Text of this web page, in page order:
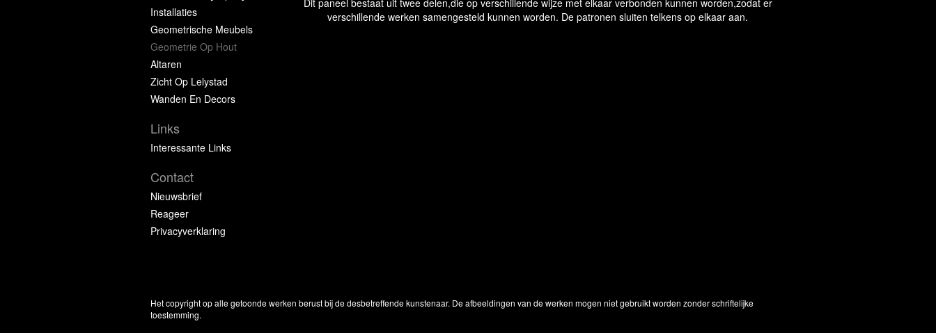
Dit paneel bestaat uit twee delen,die op verschillende wijze met elkaar verbonden kunnen worden,zodat er
verschillende werken samengesteld kunnen worden. De patronen sluiten telkens op elkaar aan.
Installaties
Geometrische Meubels
Geometrie Op Hout
Altaren
Zicht Op Lelystad
Wanden En Decors
Links
Interessante Links
Contact
Nieuwsbrief
Reageer
Privacyverklaring
Het copyright op alle getoonde werken berust bij de desbetreffende kunstenaar. De afbeeldingen van de werken mogen niet gebruikt worden zonder schriftelijke
toestemming.